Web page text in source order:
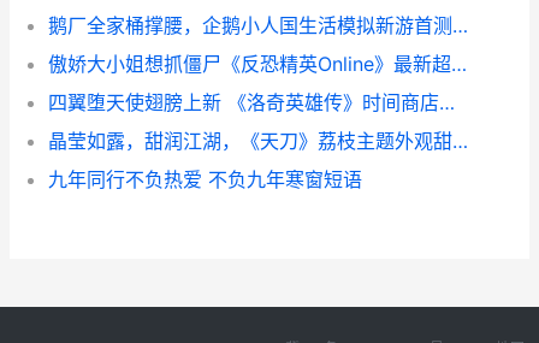
鹅厂全家桶撑腰，企鹅小人国生活模拟新游首测引爆游戏圈
傲娇大小姐想抓僵尸《反恐精英Online》最新超凡人物上线 傲娇大小姐女主
四翼堕天使翅膀上新 《洛奇英雄传》时间商店今天开始 四翼天使叫什么
晶莹如露，甜润江湖，《天刀》荔枝主题外观甜蜜上线 晶莹如玉的下一句
九年同行不负热爱 不负九年寒窗短语